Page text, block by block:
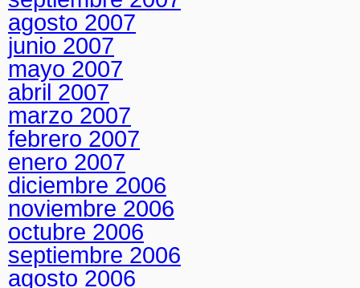
agosto 2007
junio 2007
mayo 2007
abril 2007
marzo 2007
febrero 2007
enero 2007
diciembre 2006
noviembre 2006
octubre 2006
septiembre 2006
agosto 2006